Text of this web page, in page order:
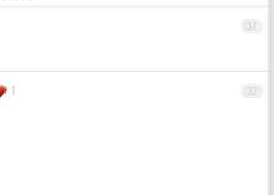
31
32
1